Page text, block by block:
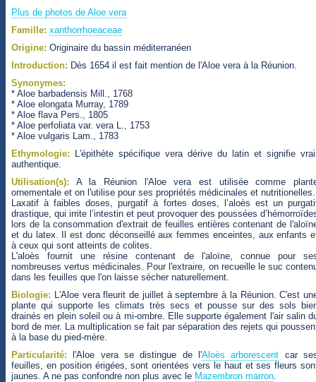
Plus de photos de Aloe vera
Famille: xanthorrhoeaceae
Origine: Originaire du bassin méditerranéen
Introduction: Dès 1654 il est fait mention de l'Aloe vera à la Réunion.
Synonymes:
* Aloe barbadensis Mill., 1768
* Aloe elongata Murray, 1789
* Aloe flava Pers., 1805
* Aloe perfoliata var. vera L., 1753
* Aloe vulgaris Lam., 1783
Ethymologie: L'épithète spécifique vera dérive du latin et signifie
authentique.
Utilisation(s): A la Réunion l'Aloe vera est utilisée comme
ornementale et on l'utilise pour ses propriétés médicinales et nutritionelles.
Laxatif à faibles doses, purgatif à fortes doses, l’aloès est un
drastique, qui irrite l’intestin et peut provoquer des poussées
lors de la consommation d'extrait de feuilles entières contenant de
et du latex. Il est donc déconseillé aux femmes enceintes, aux enfants
à ceux qui sont atteints de colites.
L'aloès fournit une résine contenant de l'aloïne, connue pour
nombreuses vertus médicinales. Pour l'extraire, on recueille le suc
dans les feuilles que l'on laisse sécher naturellement.
Biologie: L'Aloe vera fleurit de juillet à septembre à la Réunion. C'est
plante qui supporte les climats très secs et pousse sur des sols
drainés en plein soleil ou à mi-ombre. Elle supporte également l'air salin
bord de mer. La multiplication se fait par séparation des rejets qui
à la base du pied-mère.
Particularité: l'Aloe vera se distingue de l'Aloès arborescent car
feuilles, en position érigées, sont orientées vers le haut et ses fleurs
jaunes. A ne pas confondre non plus avec le Mazembron marron.